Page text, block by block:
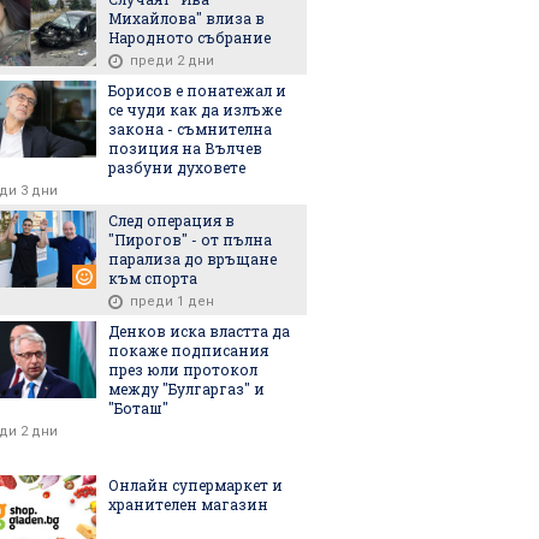
в
коалиция
пакет от
15 000 протестираха
срещу "Алтернатива за
Германия" и
възраждането на
фашизма
Европа поука
на Сеута?
06.08.2026
Членовете за новия ВСС
никнат като гъби:
Михайлова" влиза в
Народното събрание
преди 2 дни
Борисов е понатежал и
се чуди как да излъже
закона - съмнителна
позиция на Вълчев
разбуни духовете
3 дни
След операция в
"Пирогов" - от пълна
парализа до връщане
към спорта
преди 1 ден
Денков иска властта да
покаже подписания
през юли протокол
между "Булгаргаз" и
"Боташ"
2 дни
Онлайн супермаркет и
хранителен магазин